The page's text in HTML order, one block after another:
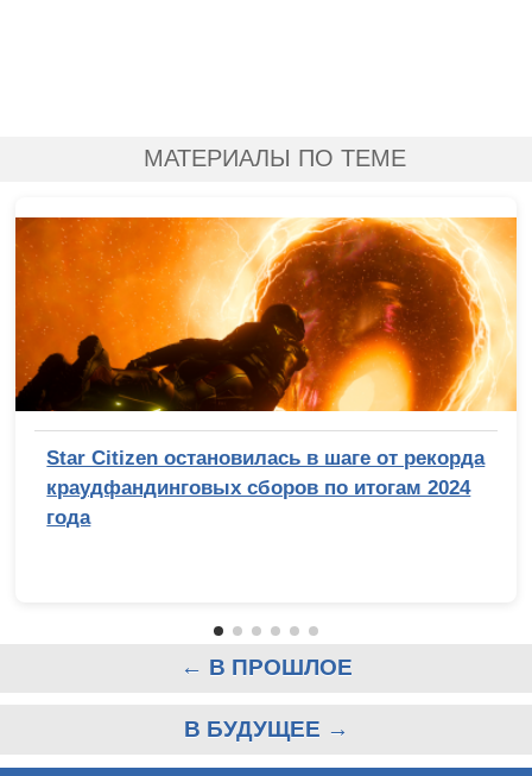
МАТЕРИАЛЫ ПО ТЕМЕ
Star Citizen остановилась в шаге от рекорда
краудфандинговых сборов по итогам 2024
года
← В ПРОШЛОЕ
В БУДУЩЕЕ →